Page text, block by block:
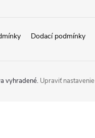
Dodací podmínky
vyhradené. Upraviť